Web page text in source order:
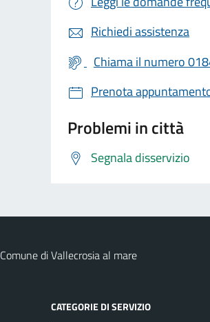
Richiedi assistenza
Chiama il numero
Prenota
Problemi in città
Segnala disservizio
Comune di Vallecrosia al mare
CATEGORIE DI SERVIZIO